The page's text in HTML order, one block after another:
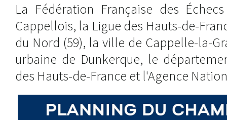
La Fédération Française des
Cappellois, la Ligue des Hauts-de-
du Nord (59), la ville de Cappelle-la-
urbaine de Dunkerque, le
des Hauts-de-France et l'Agence